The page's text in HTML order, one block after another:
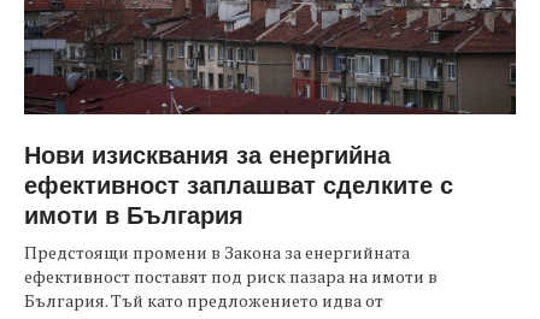
Нови изисквания за енергийна
ефективност заплашват сделките с
имоти в България
Предстоящи промени в Закона за енергийната
ефективност поставят под риск пазара на имоти в
България. Тъй като предложението идва от